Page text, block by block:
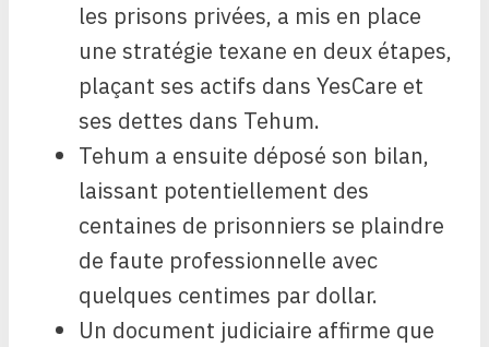
les prisons privées, a mis en place
une stratégie texane en deux étapes,
plaçant ses actifs dans YesCare et
ses dettes dans Tehum.
Tehum a ensuite déposé son bilan,
laissant potentiellement des
centaines de prisonniers se plaindre
de faute professionnelle avec
quelques centimes par dollar.
Un document judiciaire affirme que